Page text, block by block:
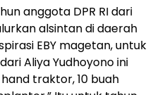
anggota DPR RI dari
alsintan di daerah
EBY magetan, untuk
Aliya Yudhoyono ini
traktor, 10 buah